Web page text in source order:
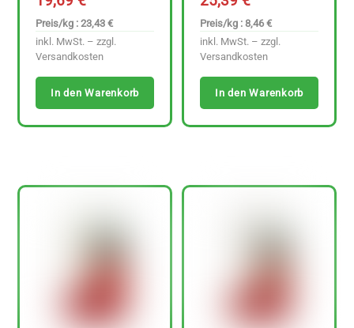
Preis/kg : 23,43 €
inkl. MwSt. – zzgl.
Versandkosten
In den Warenkorb
Preis/kg : 8,46 €
inkl. MwSt. – zzgl.
Versandkosten
In den Warenkorb